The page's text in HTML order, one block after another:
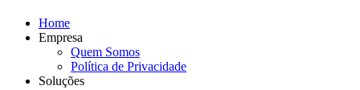
Home
Empresa
Quem Somos
Política de Privacidade
Soluções